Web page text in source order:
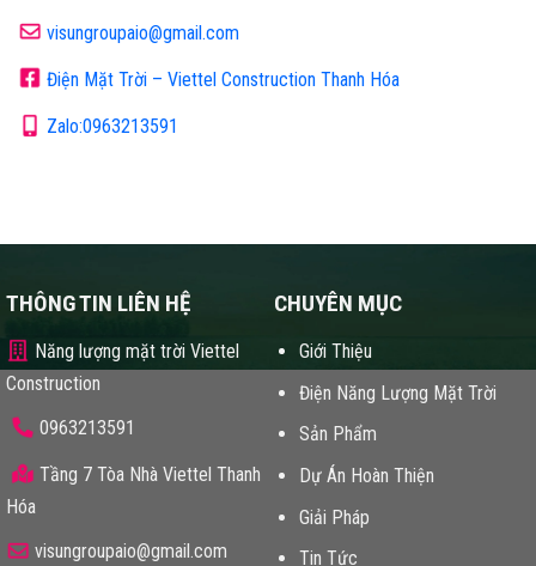
visungroupaio@gmail.com
Điện Mặt Trời – Viettel Construction Thanh Hóa
Zalo:0963213591
THÔNG TIN LIÊN HỆ
Năng lượng mặt trời Viettel
Construction
0963213591
Tầng 7 Tòa Nhà Viettel Thanh
Hóa
visungroupaio@gmail.com
CHUYÊN MỤC
Giới Thiệu
Điện Năng Lượng Mặt Trời
Sản Phẩm
Dự Án Hoàn Thiện
Giải Pháp
Tin Tức